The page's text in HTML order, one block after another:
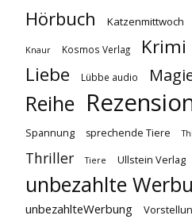
Hörbuch Katzenmittwoch
Knaur Kosmos Verlag Krimi
Liebe Lübbe audio
Reihe
Spannung sprechende Tiere
Thriller Tiere Ullstein Verlag
unbezahlte
unbezahlteWerbung